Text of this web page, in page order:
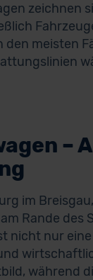
zeichnen
den meisten
–
im
Rande
nicht nur
während